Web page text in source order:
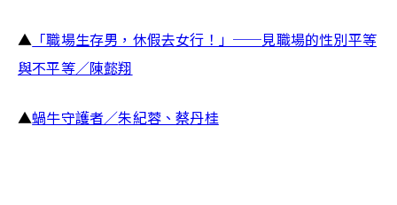
▲ 「職場生存男，休假去女行！」──見職場的性別平等
與不平等／陳懿翔
▲蝸牛守護者／朱紀蓉、蔡丹桂